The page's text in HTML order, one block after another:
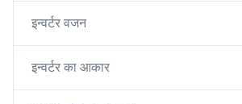
इन्वर्टर वजन
इन्वर्टर का आकार